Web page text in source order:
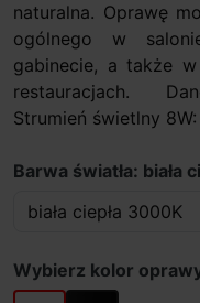
naturalna. Oprawę
ogólnego w
gabinecie, a także
restauracjach.
Strumień świetlny
Barwa światła: biała
Wybierz kolor
biały czarny